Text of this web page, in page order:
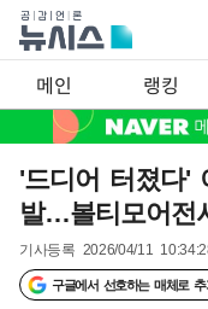
메인 랭킹
'드디어 터졌다'
발…볼티모어전
기사등록 2026/04/11
구글에서 선호하는 매체로 추